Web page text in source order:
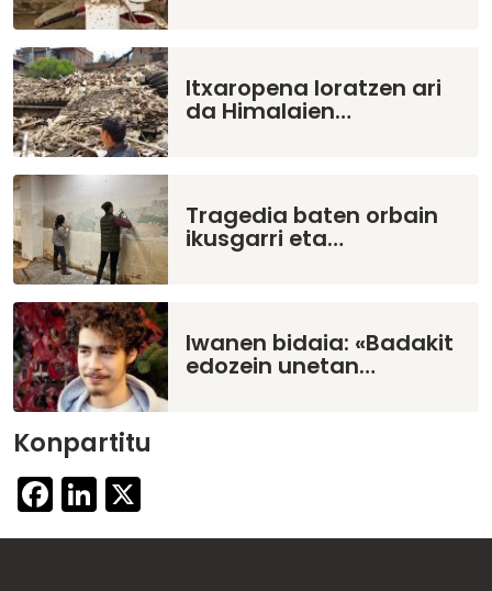
Itxaropena loratzen ari
da Himalaien…
Tragedia baten orbain
ikusgarri eta…
Iwanen bidaia: «Badakit
edozein unetan…
Konpartitu
Facebook
LinkedIn